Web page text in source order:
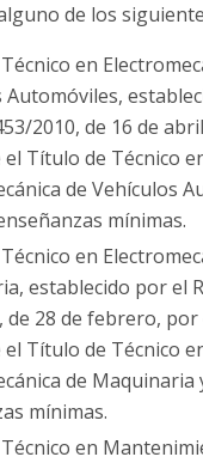
de los
en
Automóviles,
2010, de 16 de
el Título de Técnico
de Vehículos
mínimas.
en
establecido por el
de 28 de febrero, por
el Título de Técnico
de Maquinaria
mínimas.
en